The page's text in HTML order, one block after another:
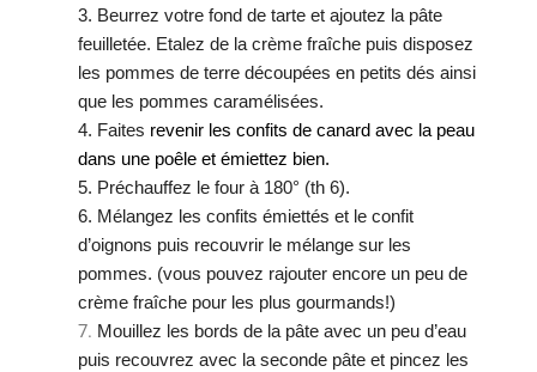
Beurrez votre fond de tarte et ajoutez la pâte
feuilletée. Etalez de la crème fraîche puis disposez
les pommes de terre découpées en petits dés ainsi
que les pommes caramélisées.
Faites revenir les confits de canard avec la peau
dans une poêle et émiettez bien.
Préchauffez le four à 180° (th 6).
Mélangez les confits émiettés et le confit
d’oignons puis recouvrir le mélange sur les
pommes. (vous pouvez rajouter encore un peu de
crème fraîche pour les plus gourmands!)
Mouillez les bords de la pâte avec un peu d’eau
puis recouvrez avec la seconde pâte et pincez les